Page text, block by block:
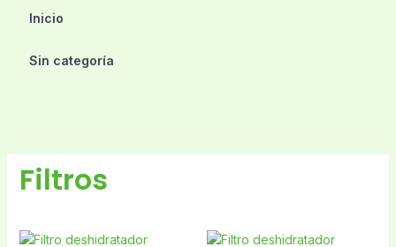
Inicio
Sin categoría
Filtros